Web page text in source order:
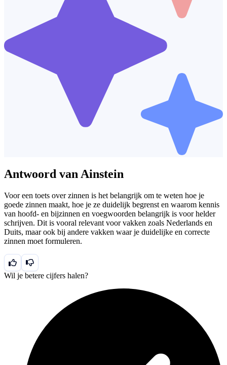
Antwoord van Ainstein
Voor een toets over zinnen is het belangrijk om te weten hoe je
goede zinnen maakt, hoe je ze duidelijk begrenst en waarom kennis
van hoofd- en bijzinnen en voegwoorden belangrijk is voor helder
schrijven. Dit is vooral relevant voor vakken zoals Nederlands en
Duits, maar ook bij andere vakken waar je duidelijke en correcte
zinnen moet formuleren.
Wil je betere cijfers halen?